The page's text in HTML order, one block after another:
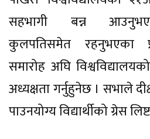
सहभागी बन्न
कुलपतिसमेत रहनुभएका
समारोह अघि
अध्यक्षता गर्नुहुनेछ । सभाले
पाउनयोग्य विद्यार्थीको ग्रेस